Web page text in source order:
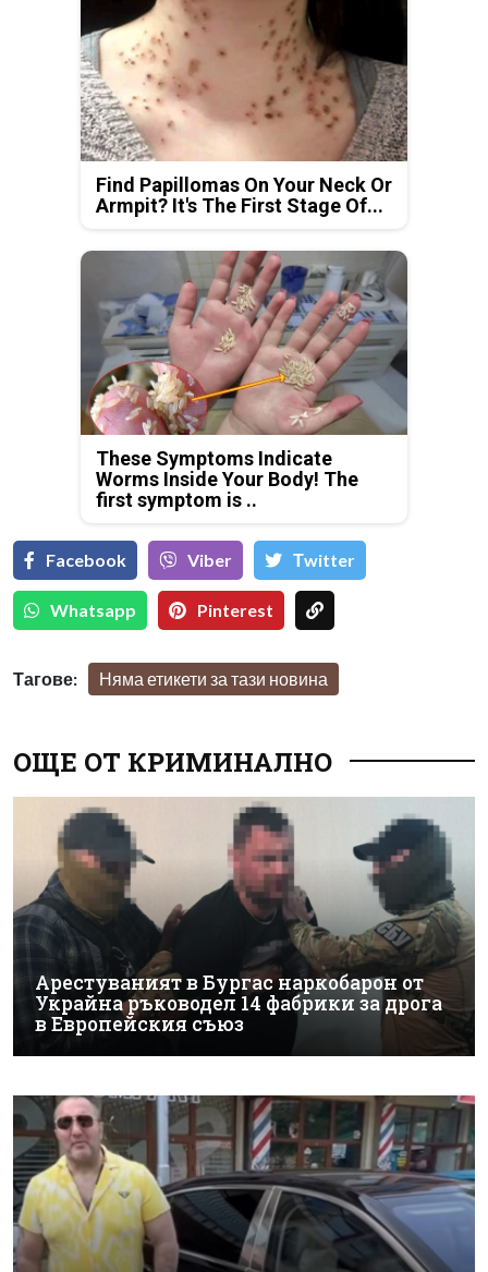
Find Papillomas On Your Neck Or
Armpit? It's The First Stage Of...
These Symptoms Indicate
Worms Inside Your Body! The
first symptom is ..
Facebook Viber Тwitter
Whatsapp Pinterest
Тагове: Няма етикети за тази новина
ОЩЕ ОТ КРИМИНАЛНО
Арестуваният в Бургас наркобарон от
Украйна ръководел 14 фабрики за дрога
в Европейския съюз